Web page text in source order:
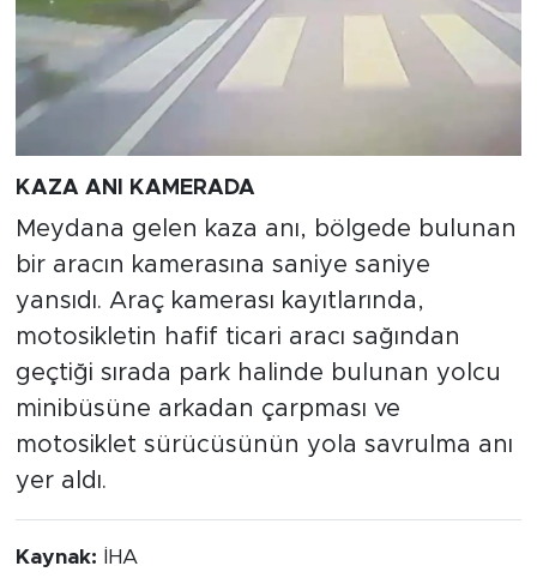
KAZA ANI KAMERADA
Meydana gelen kaza anı, bölgede bulunan
bir aracın kamerasına saniye saniye
yansıdı. Araç kamerası kayıtlarında,
motosikletin hafif ticari aracı sağından
geçtiği sırada park halinde bulunan yolcu
minibüsüne arkadan çarpması ve
motosiklet sürücüsünün yola savrulma anı
yer aldı.
Kaynak: İHA